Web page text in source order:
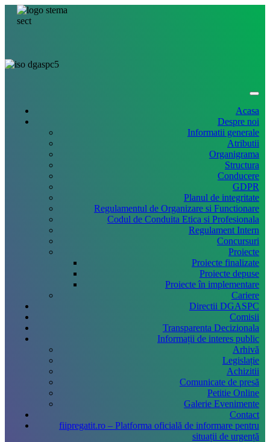
Acasa
Despre noi
Informatii generale
Atributii
Organigrama
Structura
Conducere
GDPR
Planul de integritate
Regulamentul de Organizare si Functionare
Codul de Conduita Etica si Profesionala
Regulament Intern
Concursuri
Proiecte
Proiecte finalizate
Proiecte depuse
Proiecte în implementare
Cariere
Directii DGASPC
Comisii
Transparenta Decizionala
Informații de interes public
Arhivă
Legislație
Achizitii
Comunicate de presă
Petitie Online
Galerie Evenimente
Contact
fiipregatit.ro – Platforma oficială de informare pentru
situații de urgență